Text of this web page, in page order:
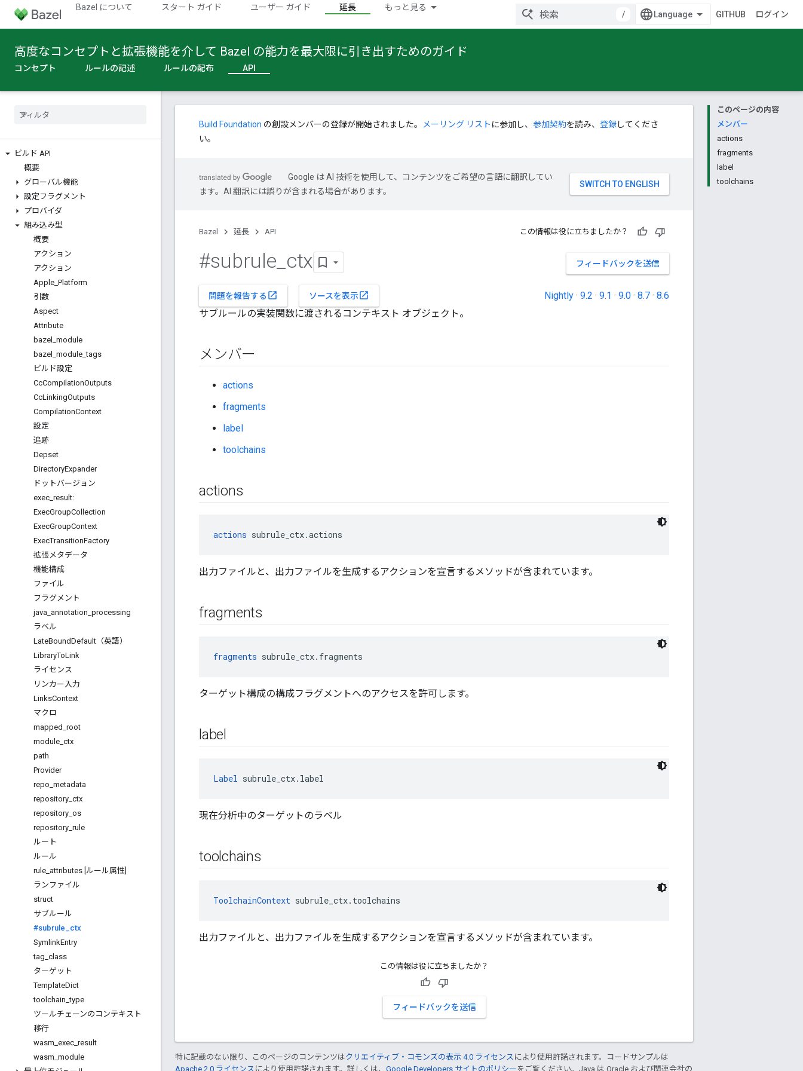
Bazel について スタート ガイド ユーザー ガイド 延長 もっと見る
/ GITHUB ログイン
高度なコンセプトと拡張機能を介して Bazel の能力を最大限に引き出すためのガイド
コンセプト ルールの記述 ルールの配布 API
ビルド API
概要
グローバル機能
設定フラグメント
プロバイダ
組み込み型
概要
アクション
アクション
Apple Platform
引数
Aspect
Attribute
bazel module
bazel module _tags
ビルド設定
CcCompilationOutputs
CcLinkingOutputs
CompilationContext
設定
追跡
Depset
DirectoryExpander
ドットバージョン
exec result:
ExecGroupCollection
ExecGroupContext
ExecTransitionFactory
拡張メタデータ
機能構成
ファイル
フラグメント
java annotation processing
ラベル
LateBoundDefault（英語）
LibraryToLink
ライセンス
リンカー入力
LinksContext
マクロ
mapped root
module ctx
path
Provider
repo metadata
repository ctx
repository os
repository rule
ルート
ルール
rule attributes [ルール属性]
ランファイル
struct
サブルール
#subrule
ctx
SymlinkEntry
tag class
ターゲット
TemplateDict
toolchain _type
ツールチェーンのコンテキスト
移行
wasm exec result
wasm module
このページの内容
メンバー
actions
fragments
label
toolchains
Build Foundation の創設メンバーの登録が開始されました。 メーリング リスト に参加し、 参加契約を読み、 登録してくださ
い。
Google は AI 技術を使用して、コンテンツをご希望の言語に翻訳してい
ます。AI 翻訳には誤りが含まれる場合があります。
Bazel 延長 API この情報は役に立ちましたか？
フィードバックを送信
#subrule ctx
問題を報告する open_in_new ソースを表示open_in_new Nightly · 9.2 · 9.1 · 9.0 · 8.7 · 8.6
サブルールの実装関数に渡されるコンテキスト オブジェクト。
メンバー
actions
fragments
label
toolchains
actions
actions subrule_ctx.actions
出力ファイルと、出力ファイルを生成するアクションを宣言するメソッドが含まれています。
fragments
fragments subrule_ctx.fragments
ターゲット構成の構成フラグメントへのアクセスを許可します。
label
Label subrule_ctx.label
現在分析中のターゲットのラベル
toolchains
ToolchainContext subrule_ctx.toolchains
出力ファイルと、出力ファイルを生成するアクションを宣言するメソッドが含まれています。
この情報は役に立ちましたか？
フィードバックを送信
特に記載のない限り、このページのコンテンツはクリエイティブ・コモンズの表示 4.0 ライセンス により使用許諾されます。コードサンプルは
Apache 2.0 ライセンス により使用許諾されます。詳しくは、 Google Developers サイトのポリシー をご覧ください。Java は Oracle および関連会社の